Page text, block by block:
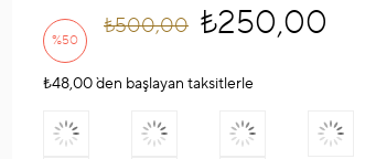
%50
İndirim
₺500,00 ₺250,00
₺48,00`den başlayan taksitlerle